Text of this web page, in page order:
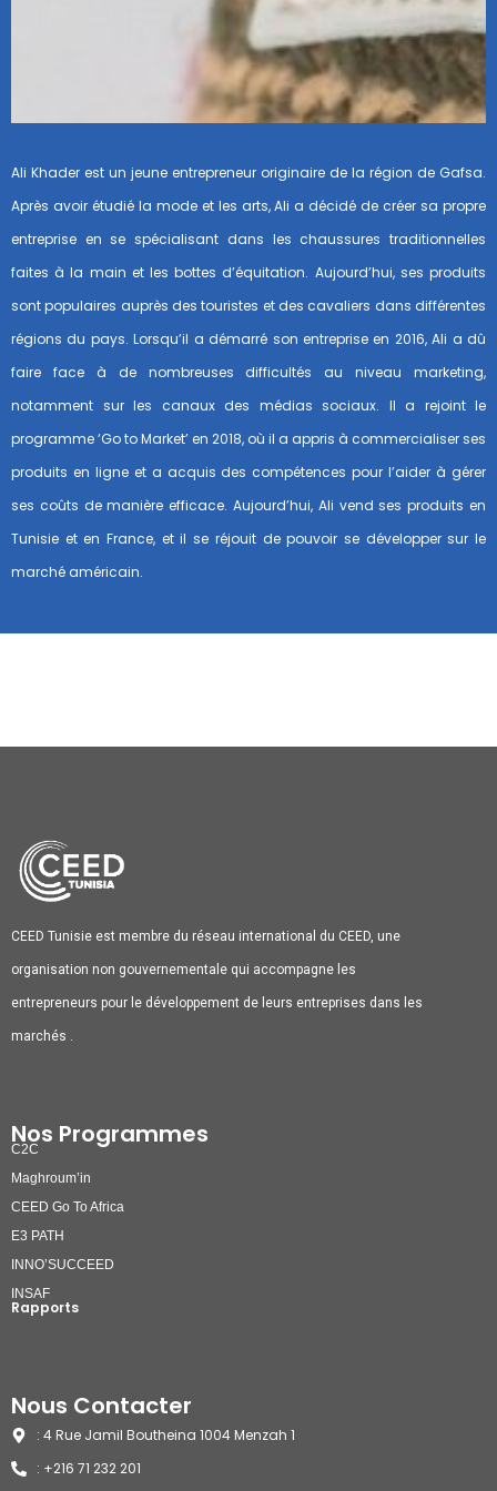
Ali Khader est un jeune entrepreneur originaire de la région de Gafsa.
Après avoir étudié la mode et les arts, Ali a décidé de créer sa propre
entreprise en se spécialisant dans les chaussures traditionnelles
faites à la main et les bottes d’équitation. Aujourd’hui, ses produits
sont populaires auprès des touristes et des cavaliers dans différentes
régions du pays. Lorsqu’il a démarré son entreprise en 2016, Ali a dû
faire face à de nombreuses difficultés au niveau marketing,
notamment sur les canaux des médias sociaux. Il a rejoint le
programme ‘Go to Market’ en 2018, où il a appris à commercialiser ses
produits en ligne et a acquis des compétences pour l’aider à gérer
ses coûts de manière efficace. Aujourd’hui, Ali vend ses produits en
Tunisie et en France, et il se réjouit de pouvoir se développer sur le
marché américain.
CEED Tunisie est membre du réseau international du CEED, une
organisation non gouvernementale qui accompagne les
entrepreneurs pour le développement de leurs entreprises dans les
marchés .
Nos Programmes
C2C
Maghroum’in
CEED Go To Africa
E3 PATH
INNO’SUCCEED
INSAF
Rapports
Nous Contacter
: 4 Rue Jamil Boutheina 1004 Menzah 1
: +216 71 232 201